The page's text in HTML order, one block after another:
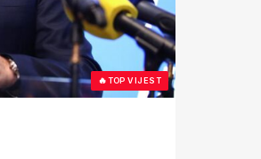
🔥TOP VIJEST